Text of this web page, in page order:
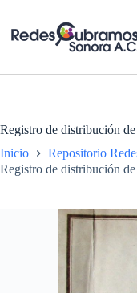
Registro de distribución
Inicio
Repositorio
Registro de distribución